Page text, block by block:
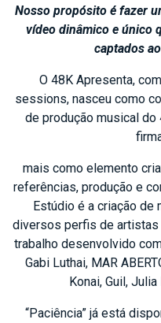
Nosso propósito é fazer
vídeo dinâmico e único
captados
O 48K Apresenta,
sessions, nasceu como
de produção musical
mais como elemento
referências, produção e
Estúdio é a criação de
diversos perfis de artistas
trabalho desenvolvido
Gabi Luthai, MAR
Konai, Guil,
“Paciência” já está